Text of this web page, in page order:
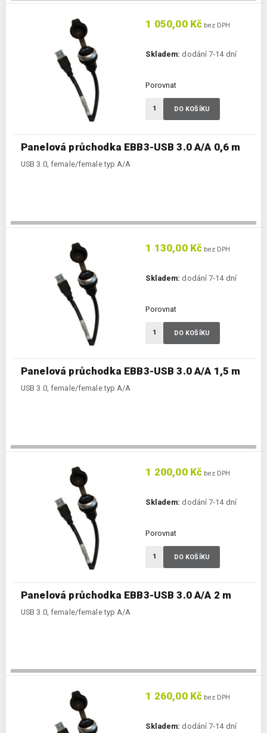
Panelová průchodka EBB3-USB 3.0 A/A 0,6 m
USB 3.0, female/female typ A/A
1 050,00 Kč bez DPH
Skladem: dodání 7-14 dní
Porovnat
DO KOŠÍKU
Panelová průchodka EBB3-USB 3.0 A/A 1,5 m
USB 3.0, female/female typ A/A
1 130,00 Kč bez DPH
Skladem: dodání 7-14 dní
Porovnat
DO KOŠÍKU
Panelová průchodka EBB3-USB 3.0 A/A 2 m
USB 3.0, female/female typ A/A
1 200,00 Kč bez DPH
Skladem: dodání 7-14 dní
Porovnat
DO KOŠÍKU
1 260,00 Kč bez DPH
Skladem: dodání 7-14 dní